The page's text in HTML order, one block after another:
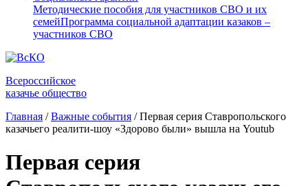
Методические пособия для участников СВО и их
семейПрограмма социальной адаптации казаков –
участников СВО
Всероссийское
казачье общество
Главная / Важные события / Первая серия Ставропольского
казачьего реалити-шоу «Здорово были» вышла на Youtub
Первая серия